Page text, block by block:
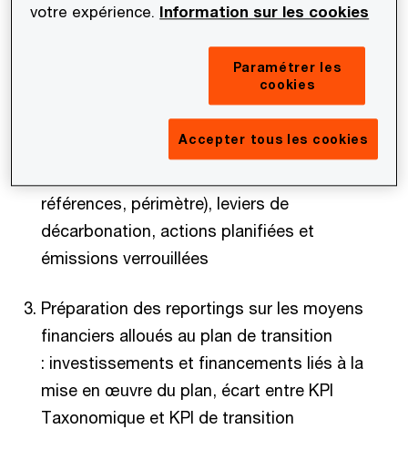
Définition du sujet et contexte réglementaire
général : neutralité carbone, plans de
Préparation des reportings sur les objectifs et
leviers de décarbonation : réduction des GES
références, périmètre), leviers de
décarbonation, actions planifiées et
émissions verrouillées
Préparation des reportings sur les moyens
financiers alloués au plan de transition
: investissements et financements liés à la
mise en œuvre du plan, écart entre KPI
Taxonomique et KPI de transition
votre expérience. Information sur les cookies
Paramétrer les
cookies
Accepter tous les cookies